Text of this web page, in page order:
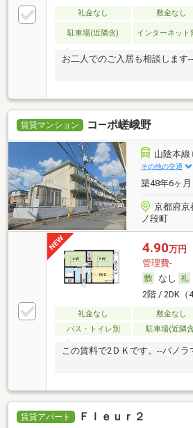
礼金なし 敷金なし
駐車場(近隣含) インターネット
お二人でのご入居も相談します
賃貸マンション コ―ポ嵯峨野
山陰本線
その他の交通
築48年6ヶ
京都府京
ノ段町
4.90万円
管理費-
なし
2階 / 2DK（
礼金なし 敷金なし
バス・トイレ別
駐車場(近隣
この賃料で2ＤＫです。--パノラ
賃貸アパート Ｆｌｅｕｒ２